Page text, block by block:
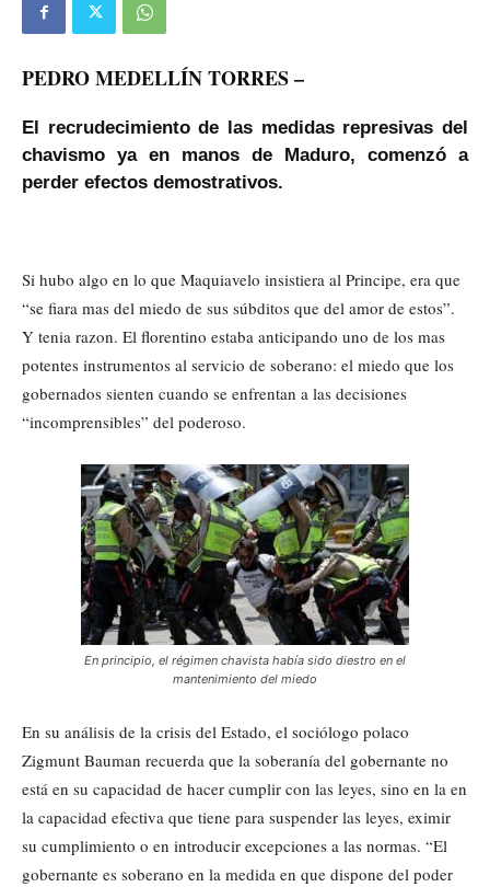
PEDRO MEDELLÍN TORRES –
El recrudecimiento de las medidas represivas del
chavismo ya en manos de Maduro, comenzó a
perder efectos demostrativos.
Si hubo algo en lo que Maquiavelo insistiera al Principe, era que
“se fiara mas del miedo de sus súbditos que del amor de estos”.
Y tenia razon. El florentino estaba anticipando uno de los mas
potentes instrumentos al servicio de soberano: el miedo que los
gobernados sienten cuando se enfrentan a las decisiones
“incomprensibles” del poderoso.
En principio, el régimen chavista había sido diestro en el
mantenimiento del miedo
En su análisis de la crisis del Estado, el sociólogo polaco
Zigmunt Bauman recuerda que la soberanía del gobernante no
está en su capacidad de hacer cumplir con las leyes, sino en la en
la capacidad efectiva que tiene para suspender las leyes, eximir
su cumplimiento o en introducir excepciones a las normas. “El
gobernante es soberano en la medida en que dispone del poder